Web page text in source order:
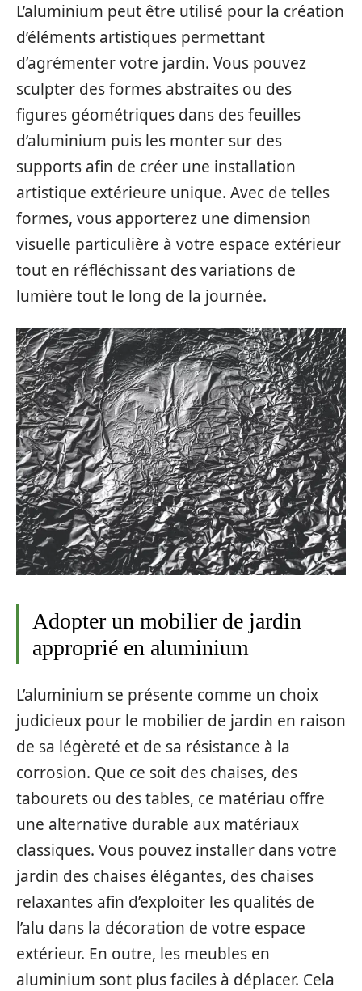
L’aluminium peut être utilisé pour la création
d’éléments artistiques permettant
d’agrémenter votre jardin. Vous pouvez
sculpter des formes abstraites ou des
figures géométriques dans des feuilles
d’aluminium puis les monter sur des
supports afin de créer une installation
artistique extérieure unique. Avec de telles
formes, vous apporterez une dimension
visuelle particulière à votre espace extérieur
tout en réfléchissant des variations de
lumière tout le long de la journée.
Adopter un mobilier de jardin
approprié en aluminium
L’aluminium se présente comme un choix
judicieux pour le mobilier de jardin en raison
de sa légèreté et de sa résistance à la
corrosion. Que ce soit des chaises, des
tabourets ou des tables, ce matériau offre
une alternative durable aux matériaux
classiques. Vous pouvez installer dans votre
jardin des chaises élégantes, des chaises
relaxantes afin d’exploiter les qualités de
l’alu dans la décoration de votre espace
extérieur. En outre, les meubles en
aluminium sont plus faciles à déplacer. Cela